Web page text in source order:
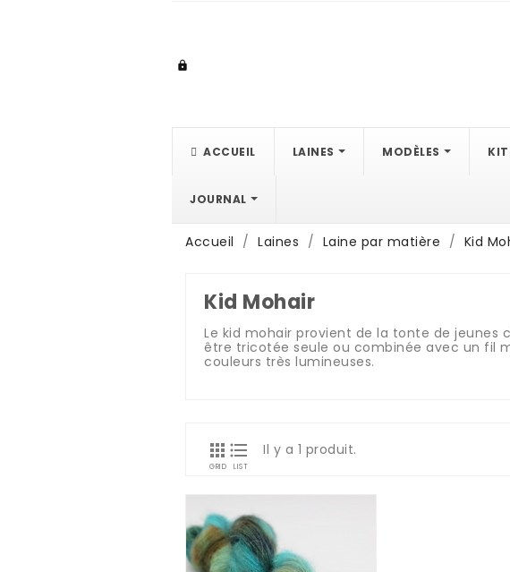

ACCUEIL LAINES MODÈLES
JOURNAL
Accueil Laines Laine par matière Kid
Kid Mohair
Le kid mohair provient de la tonte de
être tricotée seule ou combinée avec un fil
couleurs très lumineuses.

GRID

LIST
Il y a 1 produit.